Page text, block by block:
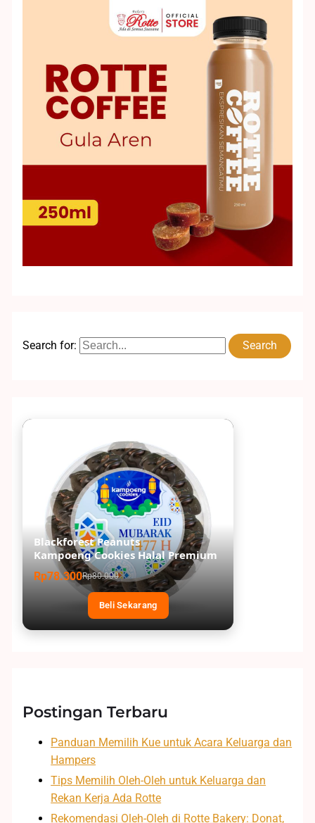
Search for:
Blackforest Peanuts
Kampoeng Cookies Halal Premium
Rp78.300Rp80.000
Beli Sekarang
Postingan Terbaru
Panduan Memilih Kue untuk Acara Keluarga dan
Hampers
Tips Memilih Oleh-Oleh untuk Keluarga dan
Rekan Kerja Ada Rotte
Rekomendasi Oleh-Oleh di Rotte Bakery: Donat,